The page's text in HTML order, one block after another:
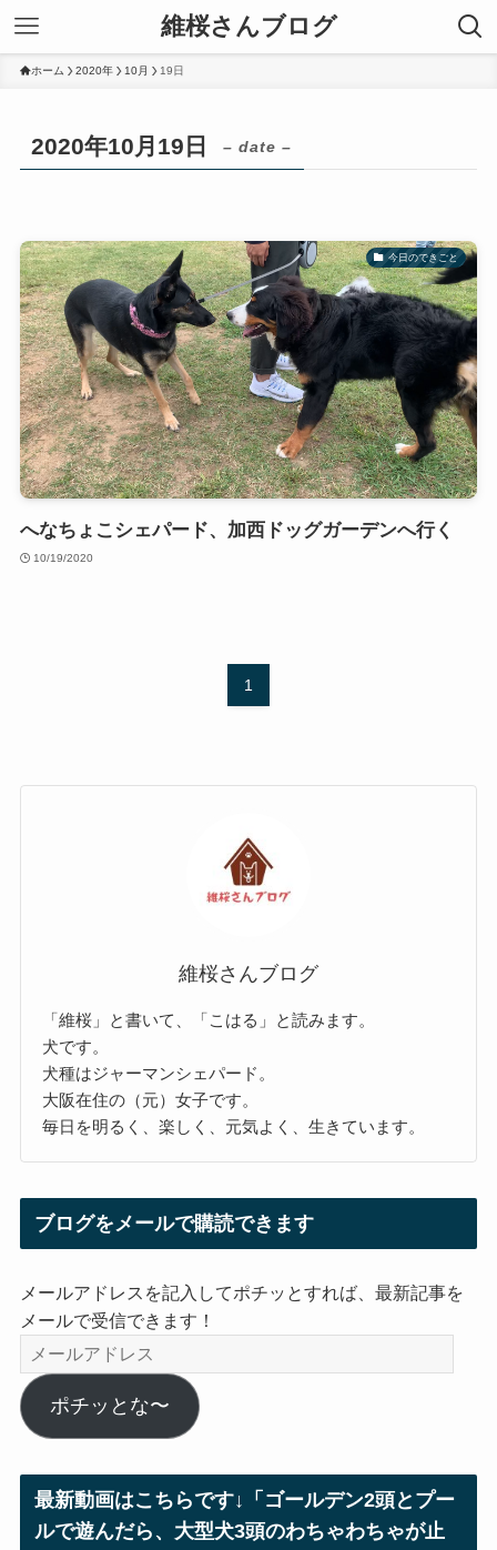
維桜さんブログ
ホーム 2020年 10月 19日
2020年10月19日 – date –
今日のできごと
へなちょこシェパード、加西ドッグガーデンへ行く
10/19/2020
1
維桜さんブログ
「維桜」と書いて、「こはる」と読みます。
犬です。
犬種はジャーマンシェパード。
大阪在住の（元）女子です。
毎日を明るく、楽しく、元気よく、生きています。
ブログをメールで購読できます
メールアドレスを記入してポチッとすれば、最新記事を
メールで受信できます！
メ
ー
ル
ア
ス
ポチッとな〜
最新動画はこちらです↓「ゴールデン2頭とプー
ルで遊んだら、大型犬3頭のわちゃわちゃが止